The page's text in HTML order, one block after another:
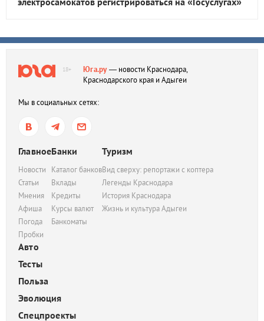
18+ Юга.ру— новости Краснодара,
Краснодарского края и Адыгеи
Мы в социальных сетях:
Главное
Новости
Статьи
Мнения
Афиша
Погода
Пробки
Банки
Каталог банков
Вклады
Кредиты
Курсы валют
Банкоматы
Туризм
Вид сверху: репортажи с коптера
Легенды Краснодара
История Краснодара
Жизнь и культура Адыгеи
Авто
Тесты
Польза
Эволюция
Спецпроекты